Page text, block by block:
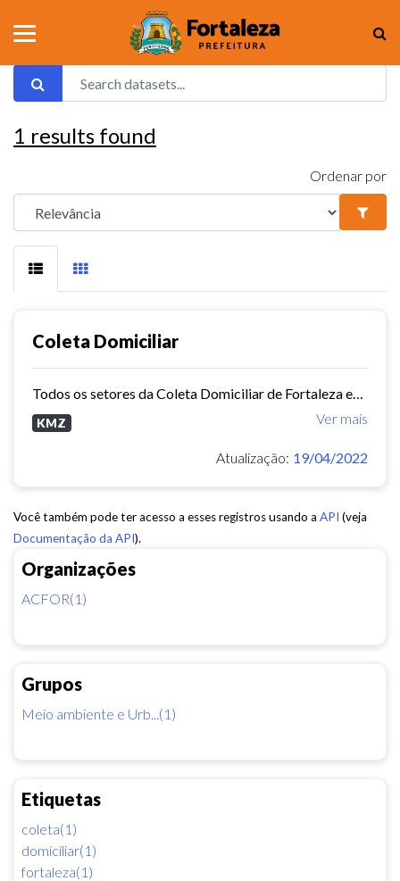
Organizações
ACFOR(1)
Grupos
Meio ambiente e Urb...(1)
Etiquetas
coleta(1)
domiciliar(1)
fortaleza(1)
1 results found
Ordenar por
Coleta Domiciliar
Ver mais
KMZ
Atualização: 19/04/2022
Você também pode ter acesso a esses registros usando a API (veja
Documentação da API).